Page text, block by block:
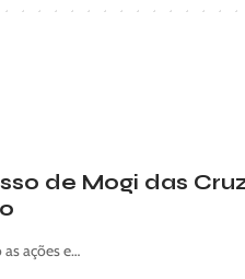
de Mogi das
ações e…